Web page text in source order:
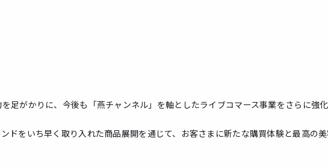
足がかりに、今後も「燕チャンネル」を軸としたライブコマース事業をさらに強
ドをいち早く取り入れた商品展開を通じて、お客さまに新たな購買体験と最高の